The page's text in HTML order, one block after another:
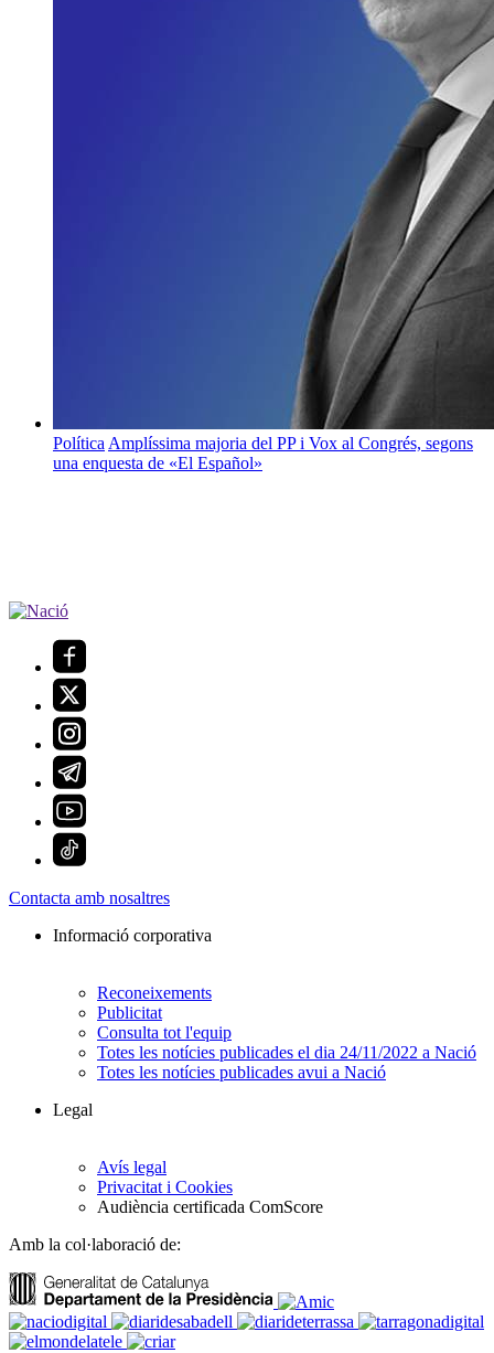
Política Amplíssima majoria del PP i Vox al Congrés, segons
una enquesta de «El Español»
Contacta amb nosaltres
Informació corporativa
Reconeixements
Publicitat
Consulta tot l'equip
Totes les notícies publicades el dia 24/11/2022 a Nació
Totes les notícies publicades avui a Nació
Legal
Avís legal
Privacitat i Cookies
Audiència certificada ComScore
Amb la col·laboració de: